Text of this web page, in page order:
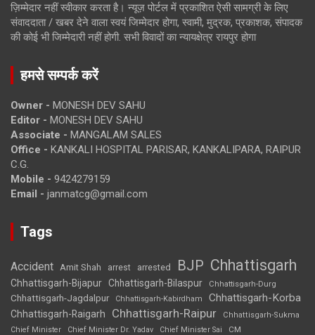
ज़िम्मेदार नहीं स्वीकार करता है। न्यूज़ पोर्टल में प्रकाशित ऐसी सामग्री के लिए
संवाददाता / खबर देने वाला स्वयं जिम्मेदार होगा, स्वामी, मुद्रक, प्रकाशक, संपादक
की कोई भी जिम्मेदारी नहीं होगी. सभी विवादों का न्यायक्षेत्र रायपुर होगा
हमसे सम्पर्क करें
Owner - MONESH DEV SAHU
Editor - MONESH DEV SAHU
Associate - MANGALAM SALES
Office - KANKALI HOSPITAL PARISAR, KANKALIPARA, RAIPUR
C.G.
Mobile - 9424279159
Email - janmatcg@gmail.com
Tags
Accident Amit Shah arrest arrested BJP Chhattisgarh
Chhattisgarh-Bijapur Chhattisgarh-Bilaspur Chhattisgarh-Durg
Chhattisgarh-Jagdalpur Chhattisgarh-Kabirdham Chhattisgarh-Korba
Chhattisgarh-Raigarh Chhattisgarh-Raipur
Chhattisgarh-Sukma
Chief Minister
Chief Minister Dr. Yadav Chief Minister Sai CM